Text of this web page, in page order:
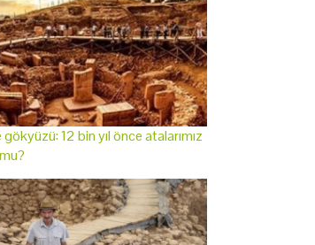
12 bin yıl önce atalarımız